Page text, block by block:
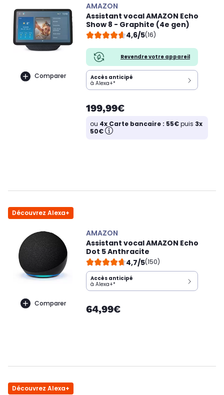
Comparer
AMAZON
Assistant vocal AMAZON Echo
Show 8 - Graphite (4e gen)
4,6/5(16)
Revendre votre appareil
Accès anticipé
à Alexa+*
199,99€
ou 4x Carte bancaire : 55€puis 3x
50€
Découvrez Alexa+
Comparer
AMAZON
Assistant vocal AMAZON Echo
Dot 5 Anthracite
4,7/5(150)
Accès anticipé
à Alexa+*
64,99€
Découvrez Alexa+